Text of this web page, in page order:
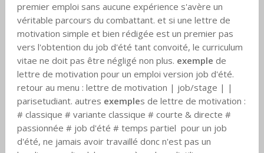
premier emploi sans aucune expérience s'avère un
véritable parcours du combattant. et si une lettre de
motivation simple et bien rédigée est un premier pas
vers l'obtention du job d'été tant convoité, le curriculum
vitae ne doit pas être négligé non plus. exemple de
lettre de motivation pour un emploi version job d'été.
retour au menu : lettre de motivation | job/stage | |
parisetudiant. autres exemples de lettre de motivation :
# classique # variante classique # courte & directe #
passionnée # job d'été # temps partiel pour un job
d'été, ne jamais avoir travaillé donc n'est pas un